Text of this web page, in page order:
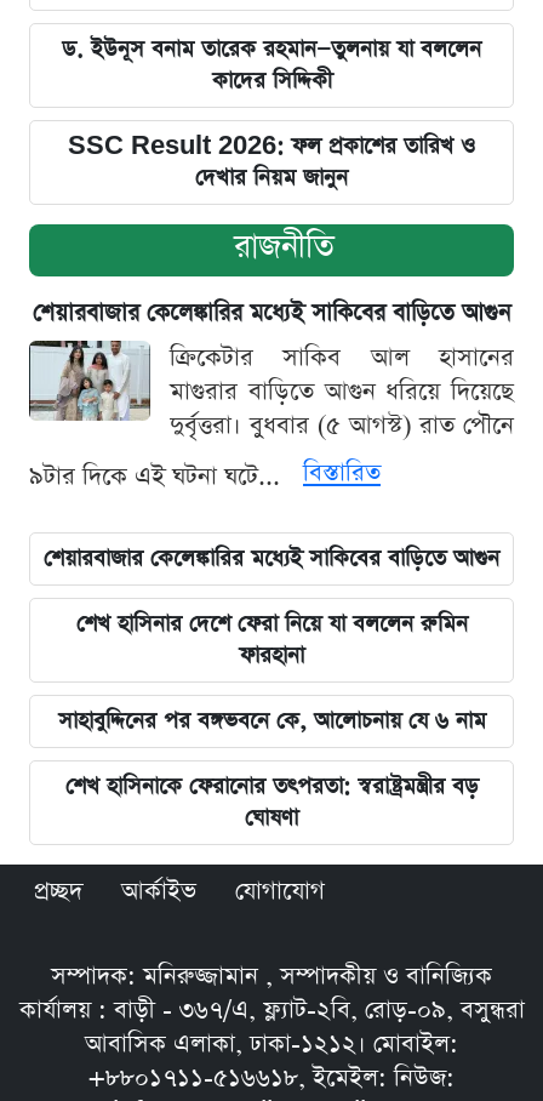
ড. ইউনূস বনাম তারেক রহমান—তুলনায় যা বললেন
কাদের সিদ্দিকী
SSC Result 2026: ফল প্রকাশের তারিখ ও
দেখার নিয়ম জানুন
রাজনীতি
শেয়ারবাজার কেলেঙ্কারির মধ্যেই সাকিবের বাড়িতে আগুন
ক্রিকেটার সাকিব আল হাসানের
মাগুরার বাড়িতে আগুন ধরিয়ে দিয়েছে
দুর্বৃত্তরা। বুধবার (৫ আগস্ট) রাত পৌনে
৯টার দিকে এই ঘটনা ঘটে...
বিস্তারিত
শেয়ারবাজার কেলেঙ্কারির মধ্যেই সাকিবের বাড়িতে আগুন
শেখ হাসিনার দেশে ফেরা নিয়ে যা বললেন রুমিন
ফারহানা
সাহাবুদ্দিনের পর বঙ্গভবনে কে, আলোচনায় যে ৬ নাম
শেখ হাসিনাকে ফেরানোর তৎপরতা: স্বরাষ্ট্রমন্ত্রীর বড়
ঘোষণা
প্রচ্ছদ আর্কাইভ যোগাযোগ
সম্পাদক: মনিরুজ্জামান , সম্পাদকীয় ও বানিজ্যিক
কার্যালয় : বাড়ী - ৩৬৭/এ, ফ্ল্যাট-২বি, রোড়-০৯, বসুন্ধরা
আবাসিক এলাকা, ঢাকা-১২১২। মোবাইল:
+৮৮০১৭১১-৫১৬৬১৮, ইমেইল: নিউজ: